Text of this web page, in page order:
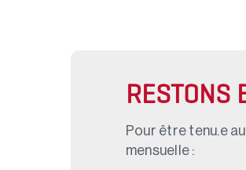
RESTONS
Pour être tenu.e
mensuelle :